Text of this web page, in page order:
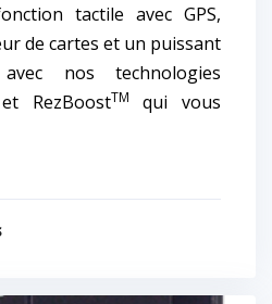
tactile avec GPS,
de cartes et un puissant
nos technologies
et RezBoostTM
qui vous